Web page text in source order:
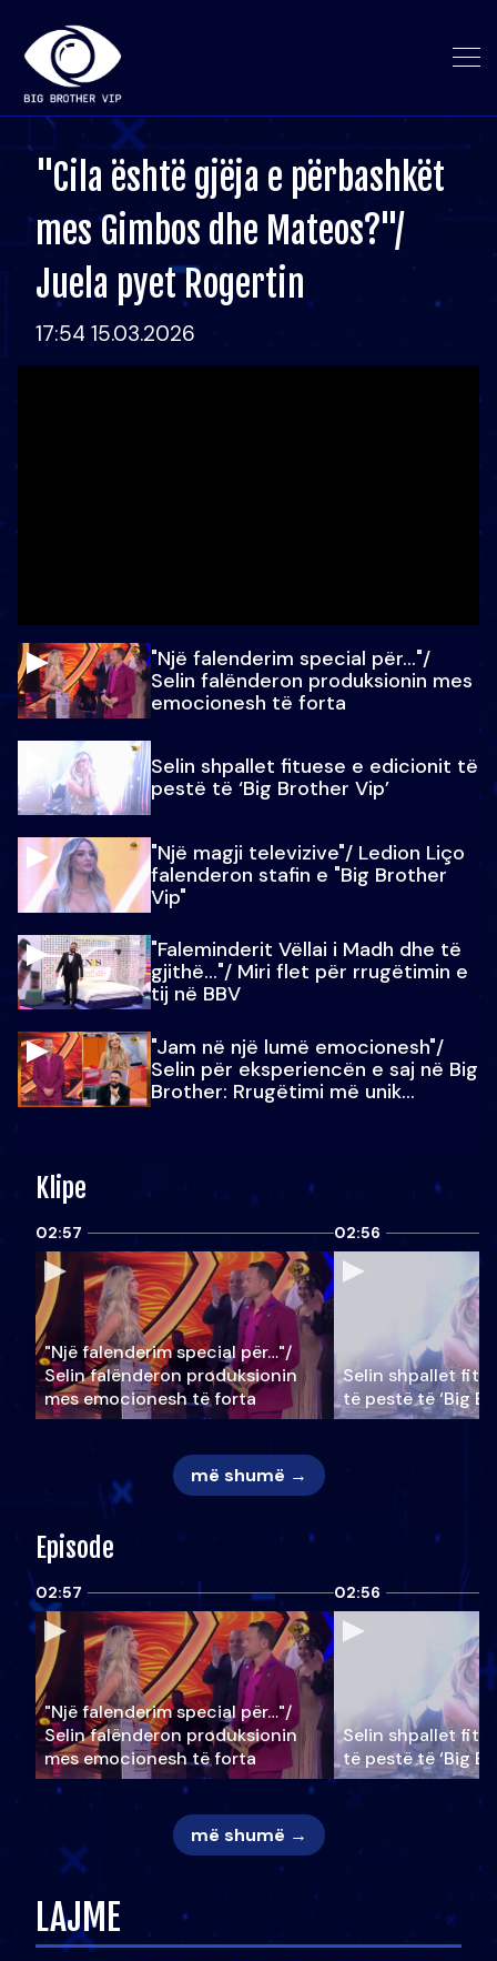
"Cila është gjëja e përbashkët
mes Gimbos dhe Mateos?"/
Juela pyet Rogertin
17:54 15.03.2026
"Një falenderim special për…"/
Selin falënderon produksionin mes
emocionesh të forta
Selin shpallet fituese e edicionit të
pestë të ‘Big Brother Vip’
"Një magji televizive"/ Ledion Liço
falenderon stafin e "Big Brother
Vip"
"Faleminderit Vëllai i Madh dhe të
gjithë…"/ Miri flet për rrugëtimin e
tij në BBV
"Jam në një lumë emocionesh"/
Selin për eksperiencën e saj në Big
Brother: Rrugëtimi më unik…
Klipe
02:57
"Një falenderim special për…"/
Selin falënderon produksionin
mes emocionesh të forta
02:56
Selin shpallet
të pestë të ‘Big
më shumë →
Episode
02:57
"Një falenderim special për…"/
Selin falënderon produksionin
mes emocionesh të forta
02:56
Selin shpallet
të pestë të ‘Big
më shumë →
LAJME